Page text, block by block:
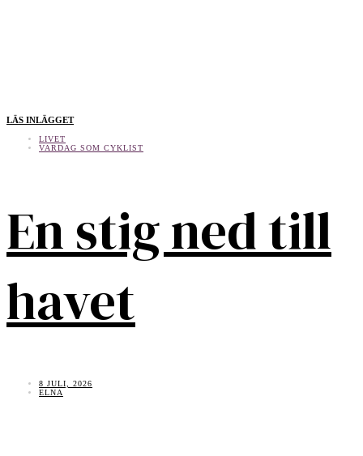
LÄS INLÄGGET
LIVET
VARDAG SOM CYKLIST
En stig ned till
havet
8 JULI, 2026
ELNA